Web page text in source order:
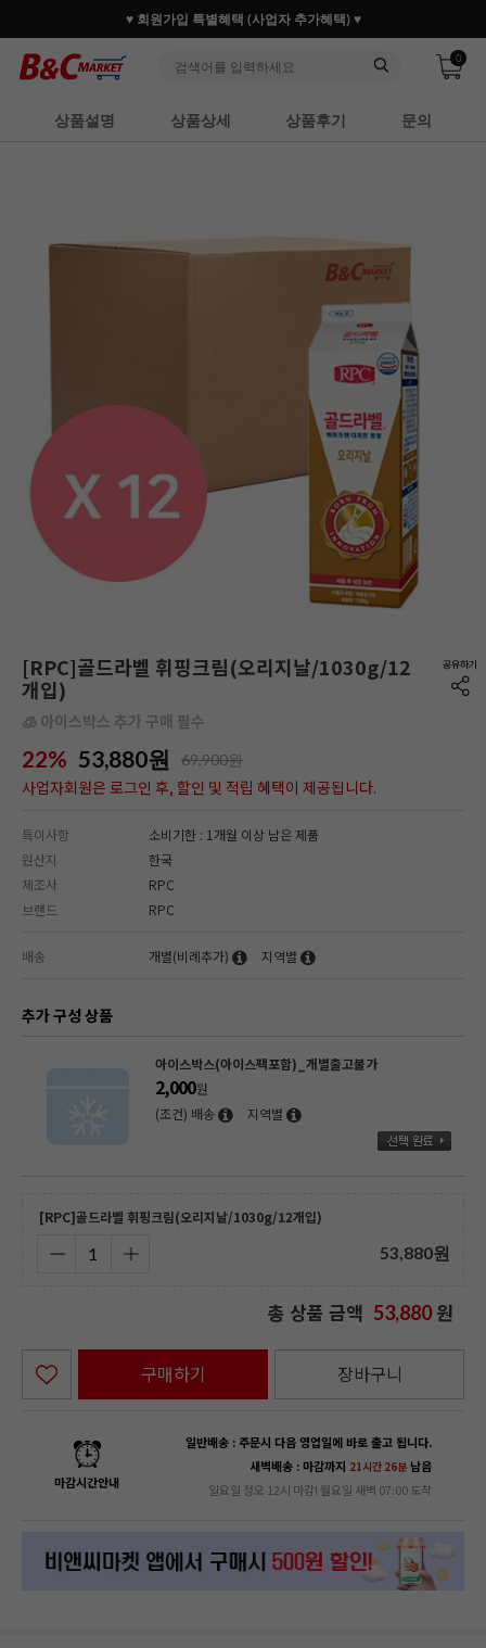
♥ 회원가입 특별혜택 (사업자 추가혜택) ♥
0
상품설명 상품상세 상품후기 문의
[RPC]골드라벨 휘핑크림(오리지날/1030g/12
개입)
🧊 아이스박스 추가 구매 필수
22% 53,880원 69,900원
사업자회원은 로그인 후, 할인 및 적립 혜택이 제공됩니다.
특이사항
소비기한 : 1개월 이상 남은 제품
원산지
한국
제조사
RPC
브랜드
RPC
배송 개별(비례추가) 지역별
추가 구성 상품
아이스박스(아이스팩포함)_개별출고불가
2,000원
(조건) 배송
지역별
[RPC]골드라벨 휘핑크림(오리지날/1030g/12개입)
53,880원
총 상품 금액 53,880 원
구매하기 장바구니
마감시간안내
일반배송 : 주문시 다음 영업일에 바로 출고 됩니다.
새벽배송 : 마감까지 21시간 26분남음
일요일 정오 12시 마감! 월요일 새벽 07:00 도착